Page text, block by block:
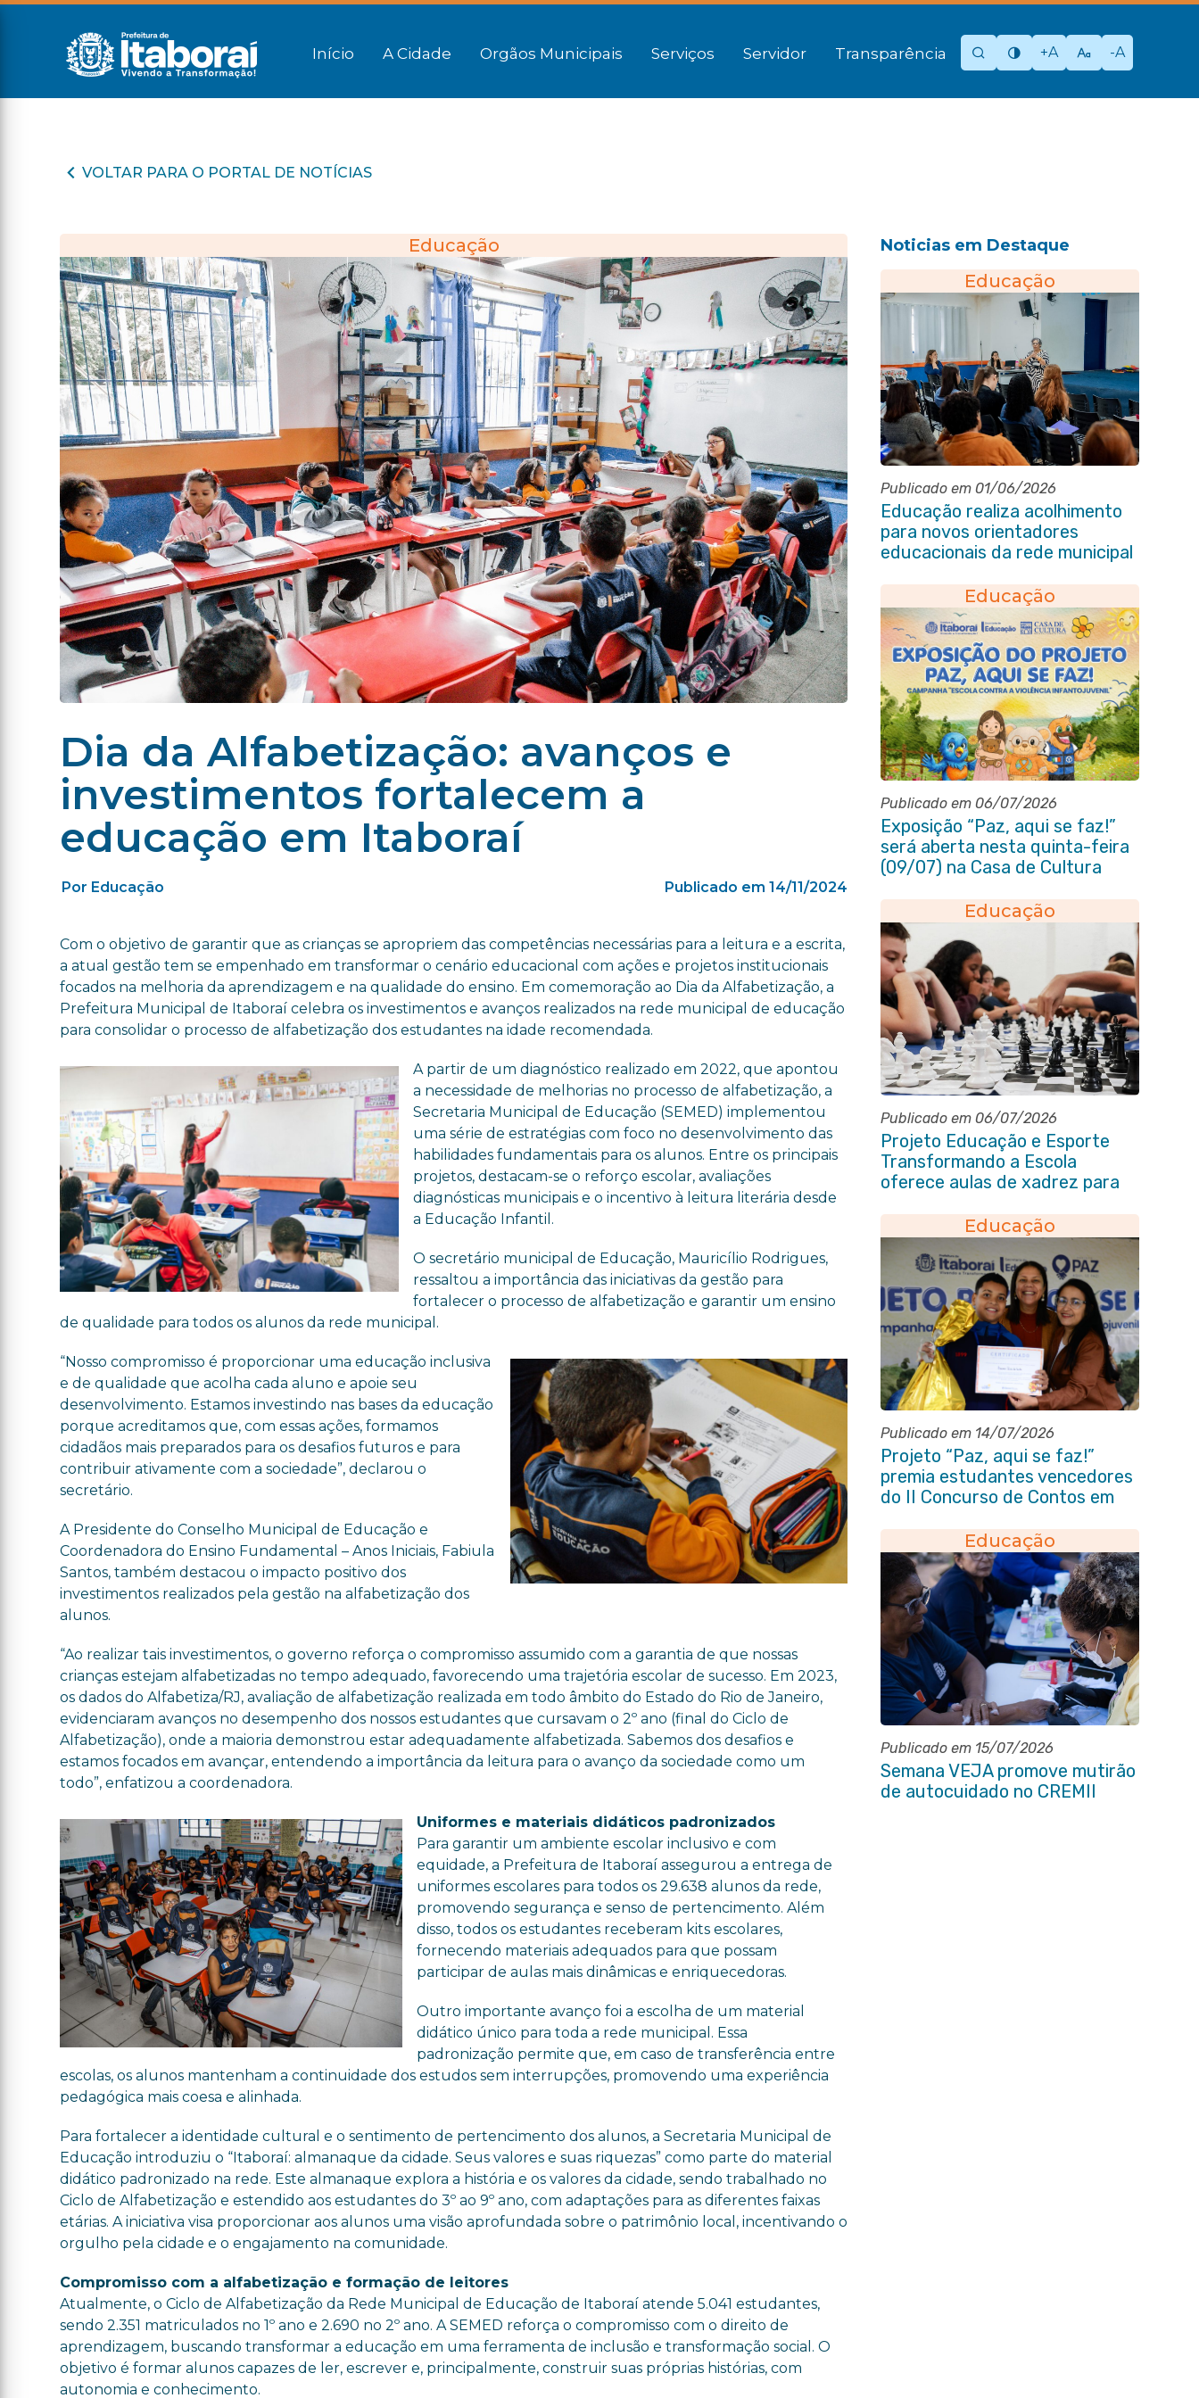
Início A Cidade Orgãos Municipais Serviços Servidor Transparência +A -A
VOLTAR PARA O PORTAL DE NOTÍCIAS
Educação
Dia da Alfabetização: avanços e
investimentos fortalecem a
educação em Itaboraí
Por Educação Publicado em 14/11/2024
Com o objetivo de garantir que as crianças se apropriem das competências necessárias para a leitura e a escrita,
a atual gestão tem se empenhado em transformar o cenário educacional com ações e projetos institucionais
focados na melhoria da aprendizagem e na qualidade do ensino. Em comemoração ao Dia da Alfabetização, a
Prefeitura Municipal de Itaboraí celebra os investimentos e avanços realizados na rede municipal de educação
para consolidar o processo de alfabetização dos estudantes na idade recomendada.
A partir de um diagnóstico realizado em 2022, que apontou
a necessidade de melhorias no processo de alfabetização, a
Secretaria Municipal de Educação (SEMED) implementou
uma série de estratégias com foco no desenvolvimento das
habilidades fundamentais para os alunos. Entre os principais
projetos, destacam-se o reforço escolar, avaliações
diagnósticas municipais e o incentivo à leitura literária desde
a Educação Infantil.
O secretário municipal de Educação, Mauricílio Rodrigues,
ressaltou a importância das iniciativas da gestão para
fortalecer o processo de alfabetização e garantir um ensino
de qualidade para todos os alunos da rede municipal.
“Nosso compromisso é proporcionar uma educação inclusiva
e de qualidade que acolha cada aluno e apoie seu
desenvolvimento. Estamos investindo nas bases da educação
porque acreditamos que, com essas ações, formamos
cidadãos mais preparados para os desafios futuros e para
contribuir ativamente com a sociedade”, declarou o
secretário.
A Presidente do Conselho Municipal de Educação e
Coordenadora do Ensino Fundamental – Anos Iniciais, Fabiula
Santos, também destacou o impacto positivo dos
investimentos realizados pela gestão na alfabetização dos
alunos.
“Ao realizar tais investimentos, o governo reforça o compromisso assumido com a garantia de que nossas
crianças estejam alfabetizadas no tempo adequado, favorecendo uma trajetória escolar de sucesso. Em 2023,
os dados do Alfabetiza/RJ, avaliação de alfabetização realizada em todo âmbito do Estado do Rio de Janeiro,
evidenciaram avanços no desempenho dos nossos estudantes que cursavam o 2º ano (final do Ciclo de
Alfabetização), onde a maioria demonstrou estar adequadamente alfabetizada. Sabemos dos desafios e
estamos focados em avançar, entendendo a importância da leitura para o avanço da sociedade como um
todo”, enfatizou a coordenadora.
Uniformes e materiais didáticos padronizados
Para garantir um ambiente escolar inclusivo e com
equidade, a Prefeitura de Itaboraí assegurou a entrega de
uniformes escolares para todos os 29.638 alunos da rede,
promovendo segurança e senso de pertencimento. Além
disso, todos os estudantes receberam kits escolares,
fornecendo materiais adequados para que possam
participar de aulas mais dinâmicas e enriquecedoras.
Outro importante avanço foi a escolha de um material
didático único para toda a rede municipal. Essa
padronização permite que, em caso de transferência entre
escolas, os alunos mantenham a continuidade dos estudos sem interrupções, promovendo uma experiência
pedagógica mais coesa e alinhada.
Para fortalecer a identidade cultural e o sentimento de pertencimento dos alunos, a Secretaria Municipal de
Educação introduziu o “Itaboraí: almanaque da cidade. Seus valores e suas riquezas” como parte do material
didático padronizado na rede. Este almanaque explora a história e os valores da cidade, sendo trabalhado no
Ciclo de Alfabetização e estendido aos estudantes do 3º ao 9º ano, com adaptações para as diferentes faixas
etárias. A iniciativa visa proporcionar aos alunos uma visão aprofundada sobre o patrimônio local, incentivando o
orgulho pela cidade e o engajamento na comunidade.
Compromisso com a alfabetização e formação de leitores
Atualmente, o Ciclo de Alfabetização da Rede Municipal de Educação de Itaboraí atende 5.041 estudantes,
sendo 2.351 matriculados no 1º ano e 2.690 no 2º ano. A SEMED reforça o compromisso com o direito de
aprendizagem, buscando transformar a educação em uma ferramenta de inclusão e transformação social. O
objetivo é formar alunos capazes de ler, escrever e, principalmente, construir suas próprias histórias, com
autonomia e conhecimento.
Noticias em Destaque
Educação
Publicado em 01/06/2026
Educação realiza acolhimento
para novos orientadores
educacionais da rede municipal
Educação
Publicado em 06/07/2026
Exposição “Paz, aqui se faz!”
será aberta nesta quinta-feira
(09/07) na Casa de Cultura
Educação
Publicado em 06/07/2026
Projeto Educação e Esporte
Transformando a Escola
oferece aulas de xadrez para
Educação
Publicado em 14/07/2026
Projeto “Paz, aqui se faz!”
premia estudantes vencedores
do II Concurso de Contos em
Educação
Publicado em 15/07/2026
Semana VEJA promove mutirão
de autocuidado no CREMII